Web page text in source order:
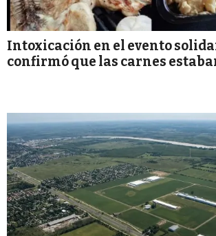
Intoxicación en el evento
confirmó que las carnes